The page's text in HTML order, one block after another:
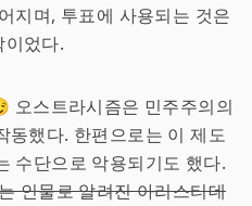
지며, 투표에 사용되는 것은
이었다.
오스트라시즘은 민주주의의
동했다. 한편으로는 이 제도
수단으로 악용되기도 했다.
인물로 알려진 아리스티데